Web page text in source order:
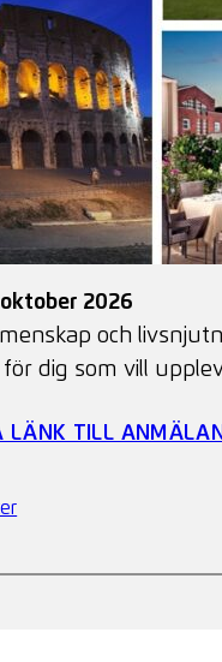
2026
och
dig som vill
LÄNK TILL